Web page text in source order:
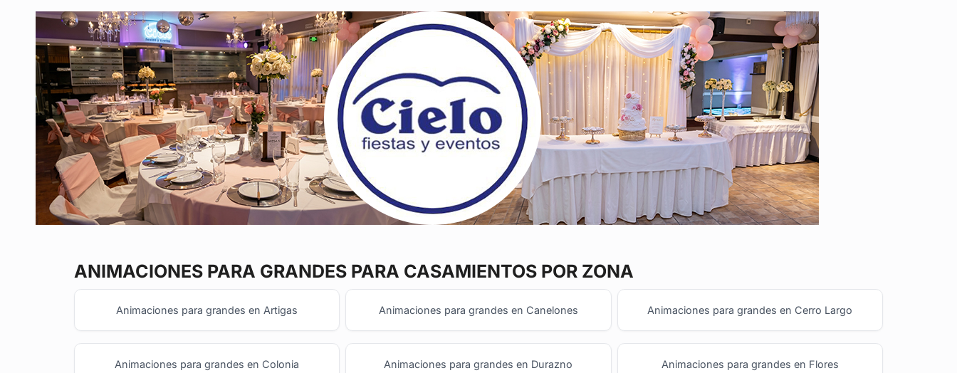
ANIMACIONES PARA GRANDES PARA CASAMIENTOS POR ZONA
Animaciones para grandes en Artigas Animaciones para grandes en Canelones Animaciones para grandes en Cerro Largo
Animaciones para grandes en Colonia Animaciones para grandes en Durazno Animaciones para grandes en Flores